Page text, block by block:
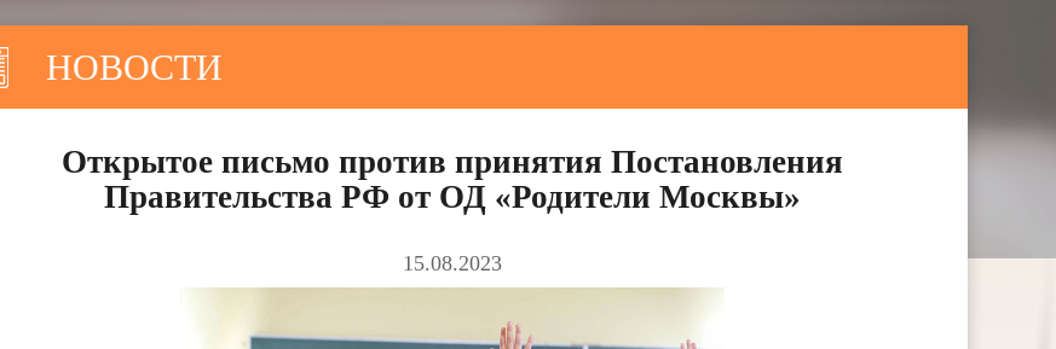
НОВОСТИ
Открытое письмо против принятия Постановления
Правительства РФ от ОД «Родители Москвы»
15.08.2023